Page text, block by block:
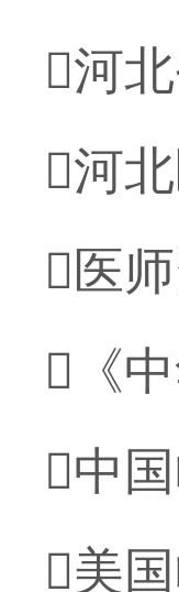
河
河
医
《
中
美